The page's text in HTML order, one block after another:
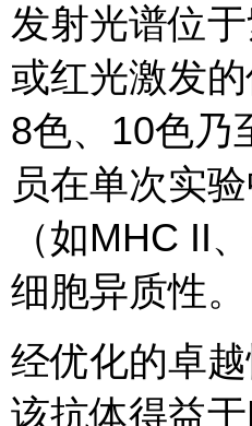
发射光谱位
或红光激发
8色、10色乃
员在单次实
（如MHC II
细胞异质性。
经优化的卓
该抗体得益